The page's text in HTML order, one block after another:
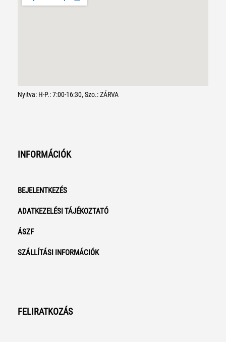
Nyitva: H-P.: 7:00-16:30, Szo.: ZÁRVA
INFORMÁCIÓK
BEJELENTKEZÉS
ADATKEZELÉSI TÁJÉKOZTATÓ
ÁSZF
SZÁLLÍTÁSI INFORMÁCIÓK
FELIRATKOZÁS